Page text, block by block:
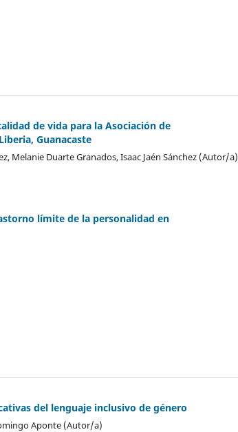
de vida para la Asociación de
Guanacaste
Melanie Duarte Granados, Isaac Jaén Sánchez (Autor/a)
límite de la personalidad en
del lenguaje inclusivo de género
Aponte (Autor/a)